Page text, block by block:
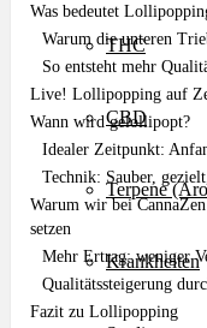
THC
CBD
Terpene
Krankheiten
Was bedeutet
Warum die unteren
So entsteht mehr
Live! Lollipopping auf
Wann wird gelollipopt?
Idealer Zeitpunkt:
Technik: Sauber,
Warum wir bei
setzen
Mehr Ertrag: weniger
Qualitätssteigerung
Fazit zu Lollipopping